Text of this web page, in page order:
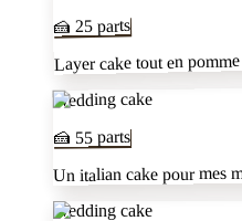
🍰25parts
Layer cake tout en pomme
Wedding cake
🍰 55parts
Un italian cake pour mes
Wedding cake